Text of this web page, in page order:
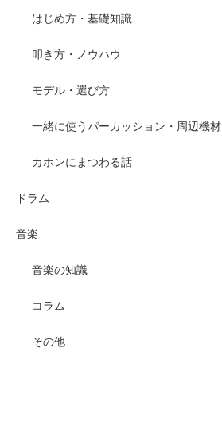
はじめ方・基礎知識
叩き方・ノウハウ
モデル・選び方
一緒に使うパーカッション・周辺機材
カホンにまつわる話
ドラム
音楽
音楽の知識
コラム
その他